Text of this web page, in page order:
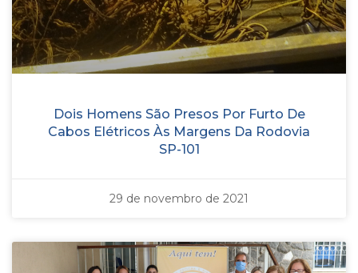
Dois Homens São Presos Por Furto De
Cabos Elétricos Às Margens Da Rodovia
SP-101
29 de novembro de 2021